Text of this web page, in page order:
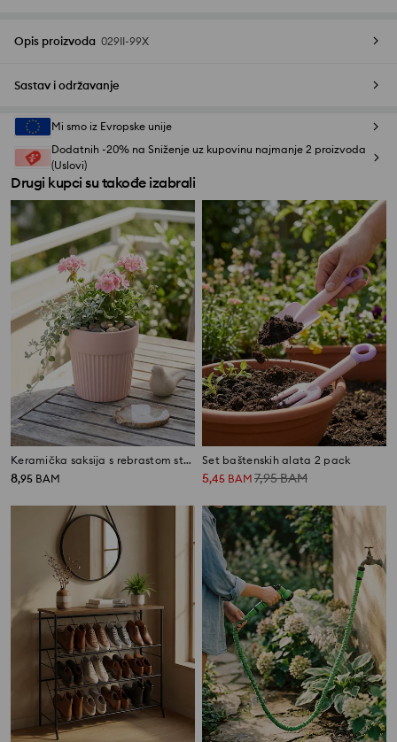
Opis proizvoda 029II-99X
Sastav i održavanje
Mi smo iz Evropske unije
Dodatnih -20% na Sniženje uz kupovinu najmanje 2 proizvoda
(Uslovi)
Drugi kupci su takođe izabrali
Keramička saksija s rebrastom strukturom
8,95 BAM
Set baštenskih alata 2 pack
5,45 BAM 7,95BAM